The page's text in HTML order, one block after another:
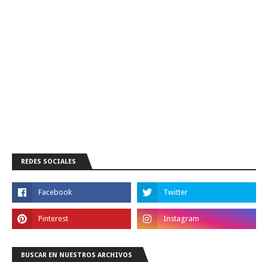
REDES SOCIALES
BUSCAR EN NUESTROS ARCHIVOS